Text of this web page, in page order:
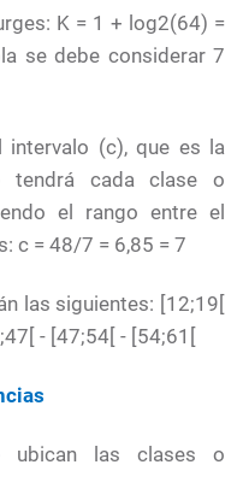
K = 1 + log2(64) =
se debe considerar 7
intervalo (c), que es la
tendrá cada clase o
el rango entre el
c = 48/7 = 6,85 = 7
las siguientes: [12;19[
- [47;54[ - [54;61[
ubican las clases o